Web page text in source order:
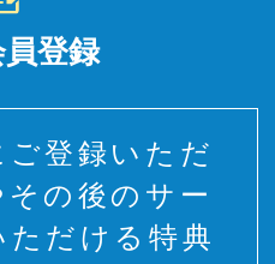
登録
登録いただ
の後のサー
ただける特典